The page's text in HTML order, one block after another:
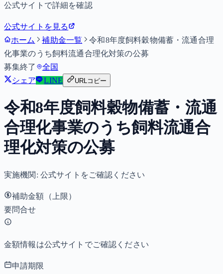
公式サイトで詳細を確認
公式サイトを見る
ホーム
補助金一覧
令和8年度飼料穀物備蓄・流通合理
化事業のうち飼料流通合理化対策の公募
募集終了
全国
シェア
LINE URLコピー
令和8年度飼料穀物備蓄・流通
合理化事業のうち飼料流通合
理化対策の公募
実施機関: 公式サイトをご確認ください
補助金額（上限）
要問合せ
金額情報は公式サイトでご確認ください
申請期限